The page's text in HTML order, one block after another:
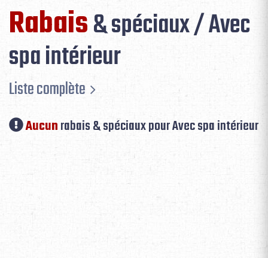
Rabais& spéciaux / Avec
spa intérieur
Liste complète
Aucunrabais & spéciaux pour Avec spa intérieur